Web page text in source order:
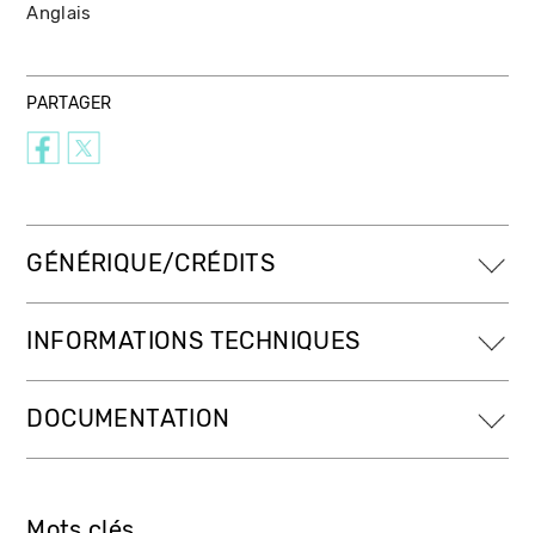
Anglais
PARTAGER
GÉNÉRIQUE/CRÉDITS
INFORMATIONS TECHNIQUES
DOCUMENTATION